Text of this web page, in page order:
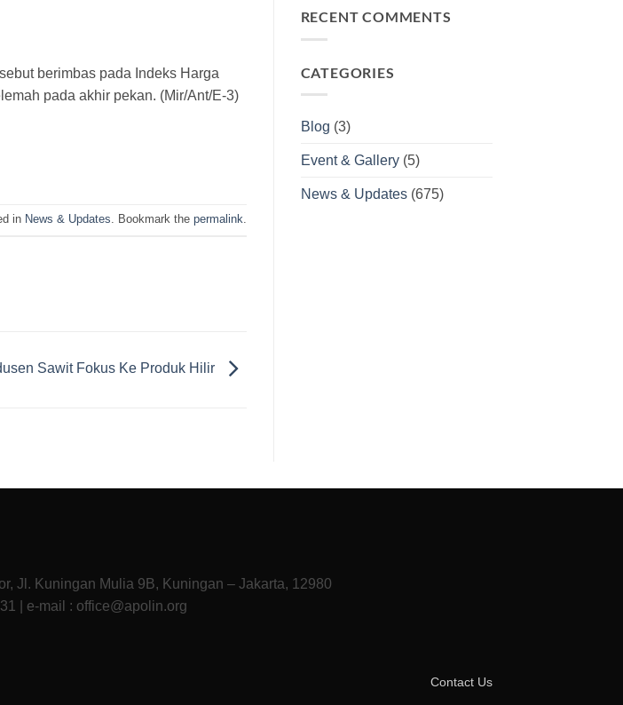
berimbas pada Indeks Harga
pada akhir pekan. (Mir/Ant/E-3)
in News & Updates . Bookmark the permalink
Sawit Fokus Ke Produk Hilir
RECENT COMMENTS
CATEGORIES
Blog (3)
Event & Gallery(5)
News & Updates(675)
Jl. Kuningan Mulia 9B, Kuningan – Jakarta, 12980
| e-mail : office@apolin.org
Contact Us